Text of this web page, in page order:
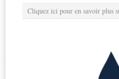
Cliquez ici pour en savoir plus